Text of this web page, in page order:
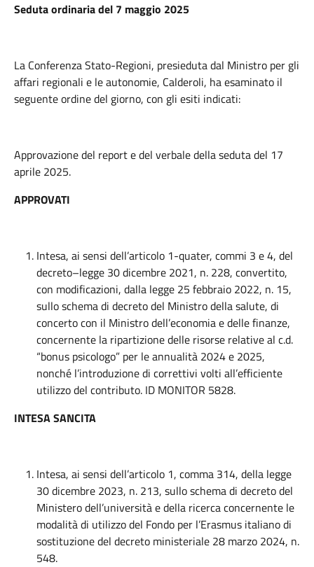
Seduta ordinaria del 7 maggio 2025
La Conferenza Stato-Regioni, presieduta dal Ministro per gli
affari regionali e le autonomie, Calderoli, ha esaminato il
seguente ordine del giorno, con gli esiti indicati:
Approvazione del report e del verbale della seduta del 17
aprile 2025.
APPROVATI
Intesa, ai sensi dell’articolo 1-quater, commi 3 e 4, del
decreto–legge 30 dicembre 2021, n. 228, convertito,
con modificazioni, dalla legge 25 febbraio 2022, n. 15,
sullo schema di decreto del Ministro della salute, di
concerto con il Ministro dell’economia e delle finanze,
concernente la ripartizione delle risorse relative al c.d.
“bonus psicologo” per le annualità 2024 e 2025,
nonché l’introduzione di correttivi volti all’efficiente
utilizzo del contributo. ID MONITOR 5828.
INTESA SANCITA
Intesa, ai sensi dell’articolo 1, comma 314, della legge
30 dicembre 2023, n. 213, sullo schema di decreto del
Ministero dell’università e della ricerca concernente le
modalità di utilizzo del Fondo per l’Erasmus italiano di
sostituzione del decreto ministeriale 28 marzo 2024, n.
548.